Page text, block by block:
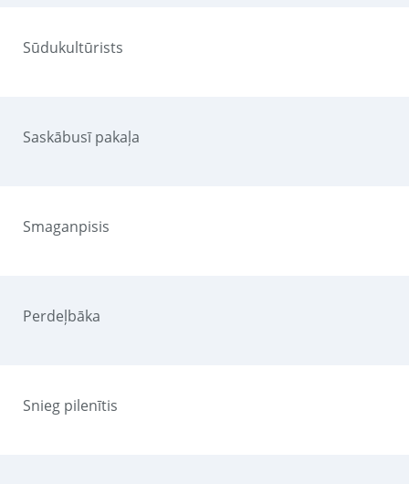
Sūdukultūrists
Saskābusī pakaļa
Smaganpisis
Perdeļbāka
Snieg pilenītis